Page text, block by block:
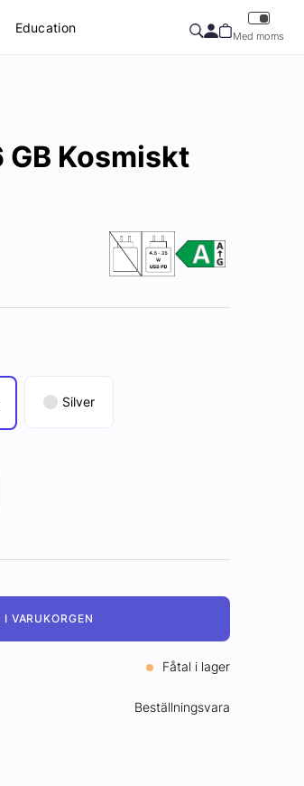
Education
Med moms
GB Kosmiskt
Silver
I VARUKORGEN
Fåtal i lager
Beställningsvara